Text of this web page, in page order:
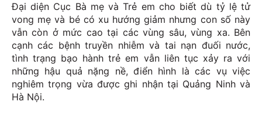
Đại diện Cục Bà mẹ và Trẻ em cho biết dù tỷ lệ tử
vong mẹ và bé có xu hướng giảm nhưng con số này
vẫn còn ở mức cao tại các vùng sâu, vùng xa. Bên
cạnh các bệnh truyền nhiễm và tai nạn đuối nước,
tình trạng bạo hành trẻ em vẫn liên tục xảy ra với
những hậu quả nặng nề, điển hình là các vụ việc
nghiêm trọng vừa được ghi nhận tại Quảng Ninh và
Hà Nội.